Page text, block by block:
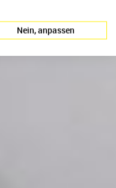
Nein, anpassen